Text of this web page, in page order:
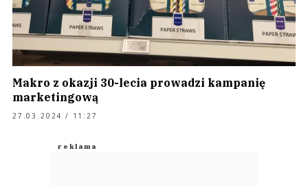
Makro z okazji 30-lecia prowadzi kampanię
marketingową
27.03.2024 / 11:27